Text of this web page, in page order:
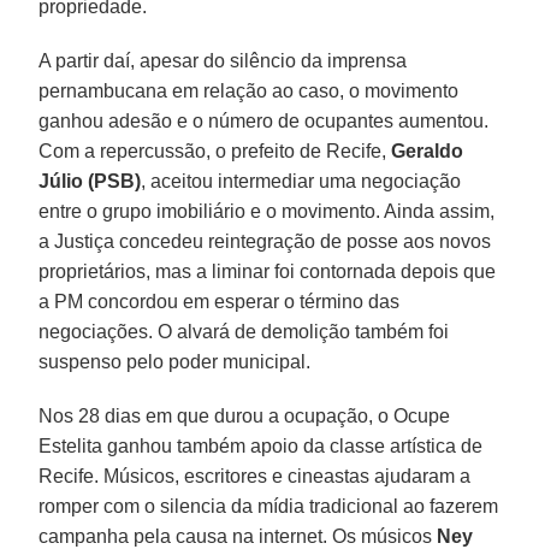
propriedade.
A partir daí, apesar do silêncio da imprensa
pernambucana em relação ao caso, o movimento
ganhou adesão e o número de ocupantes aumentou.
Com a repercussão, o prefeito de Recife, Geraldo
Júlio (PSB), aceitou intermediar uma negociação
entre o grupo imobiliário e o movimento. Ainda assim,
a Justiça concedeu reintegração de posse aos novos
proprietários, mas a liminar foi contornada depois que
a PM concordou em esperar o término das
negociações. O alvará de demolição também foi
suspenso pelo poder municipal.
Nos 28 dias em que durou a ocupação, o Ocupe
Estelita ganhou também apoio da classe artística de
Recife. Músicos, escritores e cineastas ajudaram a
romper com o silencia da mídia tradicional ao fazerem
campanha pela causa na internet. Os músicos Ney